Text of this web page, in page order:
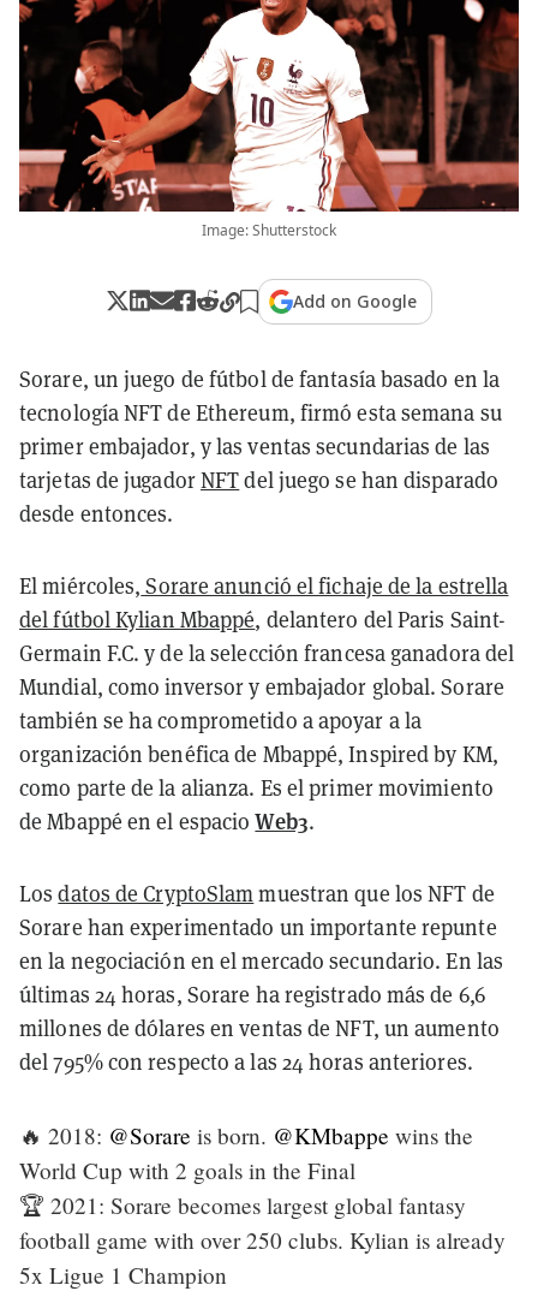
Image: Shutterstock
Add on Google
Sorare, un juego de fútbol de fantasía basado en la
tecnología NFT de Ethereum, firmó esta semana su
primer embajador, y las ventas secundarias de las
tarjetas de jugadorNFTdel juego se han disparado
desde entonces.
El miércoles, Sorare anunció el fichaje de la estrella
del fútbol Kylian Mbappé, delantero del Paris Saint-
Germain F.C. y de la selección francesa ganadora del
Mundial, como inversor y embajador global. Sorare
también se ha comprometido a apoyar a la
organización benéfica de Mbappé, Inspired by KM,
como parte de la alianza. Es el primer movimiento
de Mbappé en el espacioWeb3.
Losdatos de CryptoSlammuestran que los NFT de
Sorare han experimentado un importante repunte
en la negociación en el mercado secundario. En las
últimas 24 horas, Sorare ha registrado más de 6,6
millones de dólares en ventas de NFT, un aumento
del 795% con respecto a las 24 horas anteriores.
🔥 2018: @Sorare is born. @KMbappe wins the
World Cup with 2 goals in the Final
🏆 2021: Sorare becomes largest global fantasy
football game with over 250 clubs. Kylian is already
5x Ligue 1 Champion